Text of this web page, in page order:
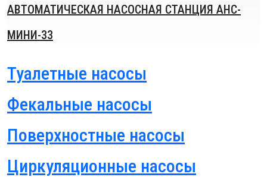
АВТОМАТИЧЕСКАЯ НАСОСНАЯ СТАНЦИЯ АНС-
МИНИ-33
Туалетные насосы
Фекальные насосы
Поверхностные насосы
Циркуляционные насосы